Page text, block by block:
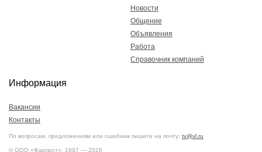
Новости
Общение
Объявления
Работа
Справочник компаний
Информация
Вакансии
Контакты
По вопросам, предложениям или ошибкам пишите на почту: tv@vl.ru
© ООО «Фарпост», 1997 — 2026